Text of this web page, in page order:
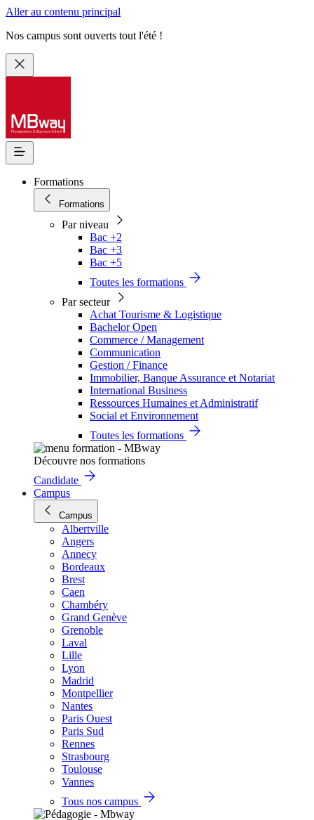
Aller au contenu principal
Nos campus sont ouverts tout l'été !
Formations
Formations
Par niveau
Bac +2
Bac +3
Bac +5
Toutes les formations
Par secteur
Achat Tourisme & Logistique
Bachelor Open
Commerce / Management
Communication
Gestion / Finance
Immobilier, Banque Assurance et Notariat
International Business
Ressources Humaines et Administratif
Social et Environnement
Toutes les formations
Découvre nos formations
Candidate
Campus
Campus
Albertville
Angers
Annecy
Bordeaux
Brest
Caen
Chambéry
Grand Genève
Grenoble
Laval
Lille
Lyon
Madrid
Montpellier
Nantes
Paris Ouest
Paris Sud
Rennes
Strasbourg
Toulouse
Vannes
Tous nos campus